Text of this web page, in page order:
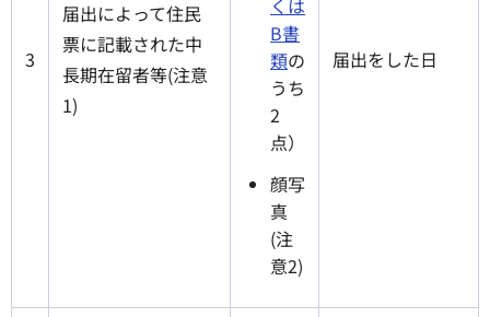
3
届出によって住民
票に記載された中
長期在留者等(注意
1)
B書
類の
うち
2
点）
顔写
真
(注
意2)
届出をした日